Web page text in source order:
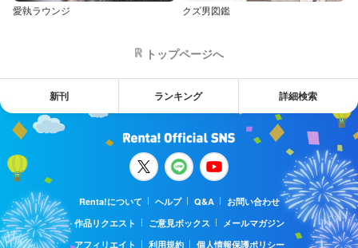
愛執ラウンジ クズ男図鑑
トップページへ
新刊 ランキング 詳細検索
Renta!について ヘルプ Q&A
お問い合わせ
作品リクエスト
ご意見ボックス
メールマガジン
アフィリエイト
利用規約 個人情報保護ポリシー